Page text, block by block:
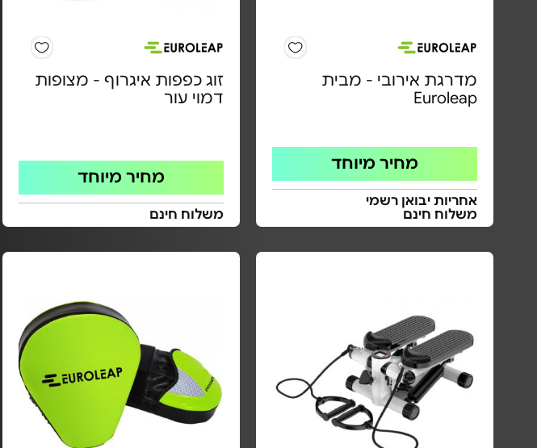
מדרגת אירובי - מבית
Euroleap
מחיר מיוחד
אחריות יבואן רשמי
משלוח חינם
זוג כפפות איגרוף - מצופות
דמוי עור
מחיר מיוחד
משלוח חינם